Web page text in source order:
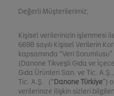
Değerli Müşterilerimiz,
Kişisel verilerinizin işlenmesi
6698 sayılı Kişisel Verilerin
kapsamında “Veri
(Danone Tikveşli Gıda ve
Gıda Ürünleri San. ve Tic.
Tic. A.Ş. (“Danone Türkiye”)
verilerinize ilişkin sizleri